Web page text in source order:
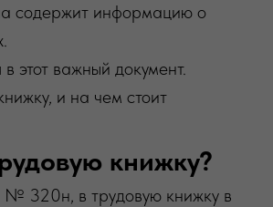
содержит информацию о
этот важный документ.
и на чем стоит
книжку?
№ 320н, в трудовую книжку в